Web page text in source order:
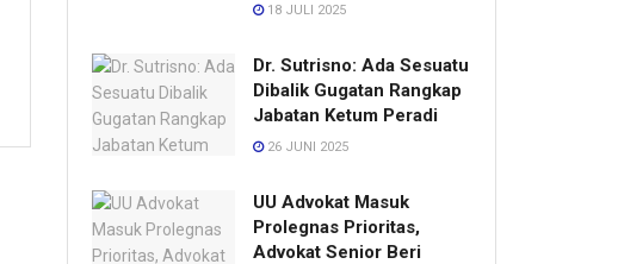
18 JULI 2025
Dr. Sutrisno: Ada Sesuatu
Dibalik Gugatan Rangkap
Jabatan Ketum Peradi
26 JUNI 2025
UU Advokat Masuk
Prolegnas Prioritas,
Advokat Senior Beri